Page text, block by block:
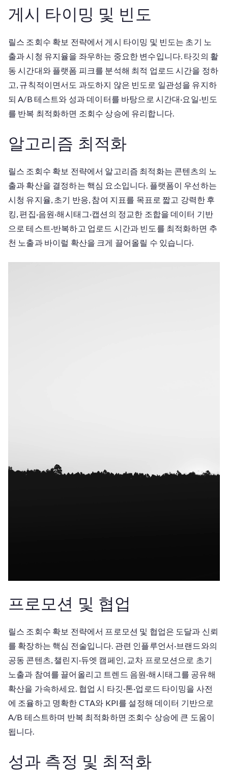
게시 타이밍 및 빈도
릴스 조회수 확보 전략에서 게시 타이밍 및 빈도는 초기 노
출과 시청 유지율을 좌우하는 중요한 변수입니다. 타깃의 활
동 시간대와 플랫폼 피크를 분석해 최적 업로드 시간을 정하
고, 규칙적이면서도 과도하지 않은 빈도로 일관성을 유지하
되 A/B 테스트와 성과 데이터를 바탕으로 시간대·요일·빈도
를 반복 최적화하면 조회수 상승에 유리합니다.
알고리즘 최적화
릴스 조회수 확보 전략에서 알고리즘 최적화는 콘텐츠의 노
출과 확산을 결정하는 핵심 요소입니다. 플랫폼이 우선하는
시청 유지율, 초기 반응, 참여 지표를 목표로 짧고 강력한 후
킹, 편집·음원·해시태그·캡션의 정교한 조합을 데이터 기반
으로 테스트·반복하고 업로드 시간과 빈도를 최적화하면 추
천 노출과 바이럴 확산을 크게 끌어올릴 수 있습니다.
프로모션 및 협업
릴스 조회수 확보 전략에서 프로모션 및 협업은 도달과 신뢰
를 확장하는 핵심 전술입니다. 관련 인플루언서·브랜드와의
공동 콘텐츠, 챌린지·듀엣 캠페인, 교차 프로모션으로 초기
노출과 참여를 끌어올리고 트렌드 음원·해시태그를 공유해
확산을 가속하세요. 협업 시 타깃·톤·업로드 타이밍을 사전
에 조율하고 명확한 CTA와 KPI를 설정해 데이터 기반으로
A/B 테스트하며 반복 최적화하면 조회수 상승에 큰 도움이
됩니다.
성과 측정 및 최적화